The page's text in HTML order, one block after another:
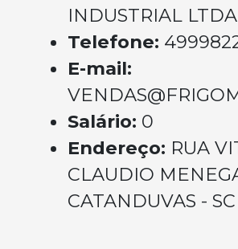
INDUSTRIAL LTDA
Telefone:
E-mail:
Salário: 0
Endereço: RUA
CLAUDIO
CATANDUVAS - SC